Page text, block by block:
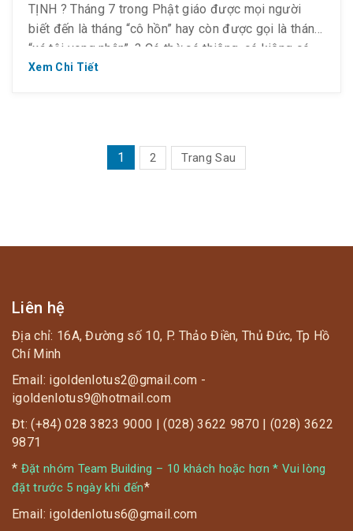
TỊNH ? Tháng 7 trong Phật giáo được mọi người
biết đến là tháng “cô hồn” hay còn được gọi là tháng
“xá tội vong nhân”. ? Có thờ có thiêng, có kiêng có
lành. Vì vậy, đây là thời điểm mọi người ăn chay để
Xem Chi Tiết
PHÂN
TRANG
1 2 Trang Sau
Liên hệ
Địa chỉ: 16A, Đường số 10, P. Thảo Điền, Thủ Đức, Tp Hồ
Chí Minh
Email: igoldenlotus2@gmail.com -
igoldenlotus9@hotmail.com
Đt: (+84) 028 3823 9000 | (028) 3622 9870 | (028) 3622
9871
* Đặt nhóm Team Building – 10 khách hoặc hơn * Vui lòng
đặt trước 5 ngày khi đến*
Email: igoldenlotus6@gmail.com